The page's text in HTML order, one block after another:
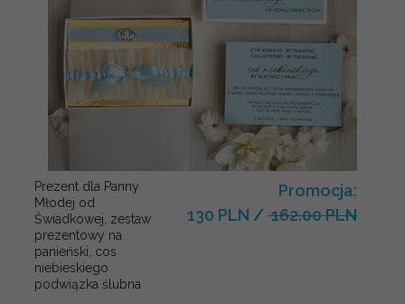
Prezent dla Panny
Młodej od
Świadkowej, zestaw
prezentowy na
panieński, cos
niebieskiego
podwiązka ślubna
Promocja:
130 PLN / 162.00 PLN